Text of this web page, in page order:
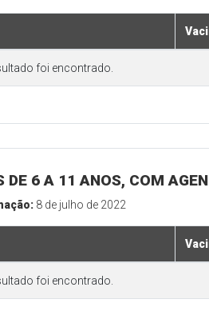
foi encontrado.
DE 6 A 11 ANOS, COM
8 de julho de 2022
foi encontrado.